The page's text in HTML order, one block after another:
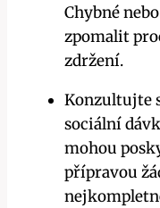
Chybné
zpomalit
zdržení.
Konzultujte
sociální
mohou
přípravou